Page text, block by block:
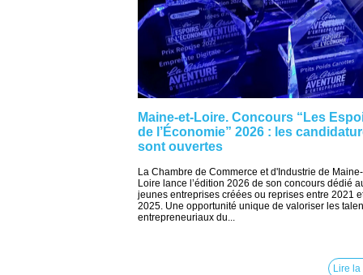
Maine-et-Loire. Concours “Les
de l’Économie” 2026 : les
sont ouvertes
La Chambre de Commerce et d'Industrie de
Loire lance l’édition 2026 de son concours dédié
jeunes entreprises créées ou reprises entre 2021
2025. Une opportunité unique de valoriser les
entrepreneuriaux du...
Lire la